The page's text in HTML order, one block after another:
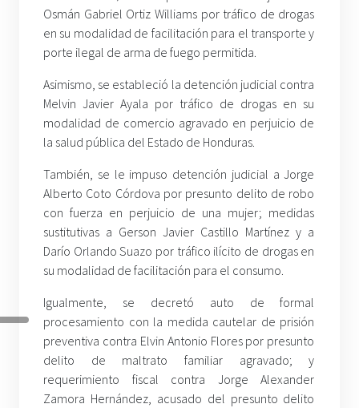
Osmán Gabriel Ortiz Williams por tráfico de drogas
en su modalidad de facilitación para el transporte y
porte ilegal de arma de fuego permitida.
Asimismo, se estableció la detención judicial contra
Melvin Javier Ayala por tráfico de drogas en su
modalidad de comercio agravado en perjuicio de
la salud pública del Estado de Honduras.
También, se le impuso detención judicial a Jorge
Alberto Coto Córdova por presunto delito de robo
con fuerza en perjuicio de una mujer; medidas
sustitutivas a Gerson Javier Castillo Martínez y a
Darío Orlando Suazo por tráfico ilícito de drogas en
su modalidad de facilitación para el consumo.
Igualmente, se decretó auto de formal
procesamiento con la medida cautelar de prisión
preventiva contra Elvin Antonio Flores por presunto
delito de maltrato familiar agravado; y
requerimiento fiscal contra Jorge Alexander
Zamora Hernández, acusado del presunto delito